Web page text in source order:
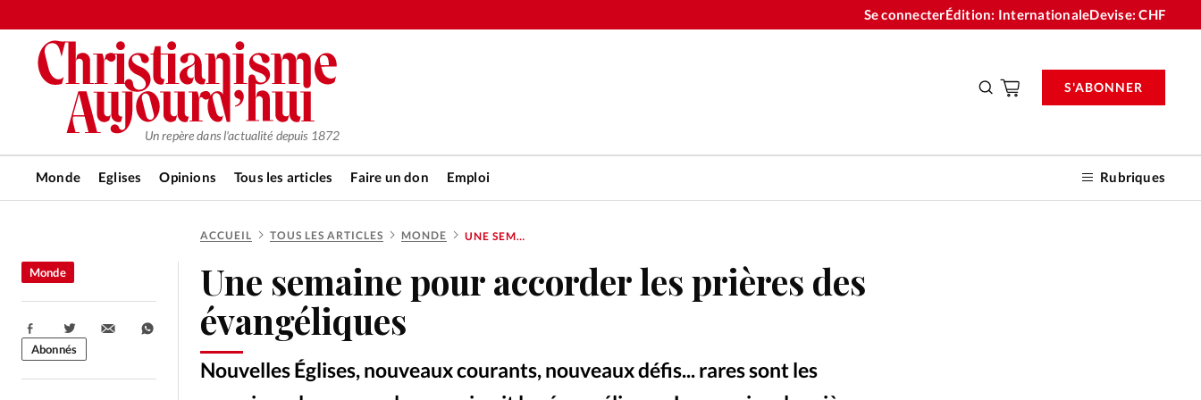
Se connecterÉdition: InternationaleDevise:CHF
Un repère dans l'actualité depuis 1872
Monde Eglises Opinions Tous les articles Faire un don Emploi Rubriques
S'ABONNER
RUBRIQUES
Tous les articles
Actualité chrétienne
Actualité internationale
Chronique
Les abonnements
ACCUEIL TOUS LES ARTICLES MONDE UNE SEMAINE POUR ACCORDER LES PRIÈRES DES ÉVANGÉLIQUES
Une semaine pour accorder les prières des
évangéliques
Nouvelles Églises, nouveaux courants, nouveaux défis... rares sont les
Monde
Partager:
Abonnés